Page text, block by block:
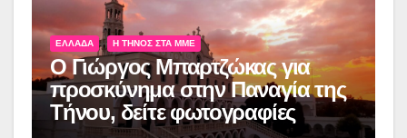
ΕΛΛΆΔΑ Η ΤΉΝΟΣ ΣΤΑ ΜΜΕ
Ο Γιώργος Μπαρτζώκας για
προσκύνημα στην Παναγία της
Τήνου, δείτε φωτογραφίες